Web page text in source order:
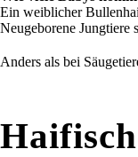
Ein weiblicher
Neugeborene Jungtiere
Anders als bei